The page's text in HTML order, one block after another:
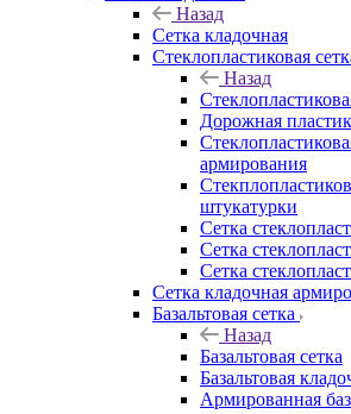
Назад
Сетка кладочная
Стеклопластиковая
Назад
Дорожная
армирования
штукатурки
Сетка
Сетка
Сетка
Сетка кладочная
Базальтовая сетка
Назад
Базальтовая сетка
Базальтовая
Армированная